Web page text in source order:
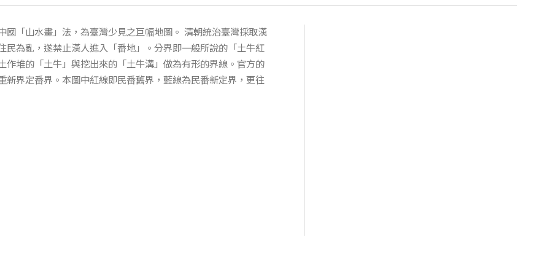
「山水畫」法，為臺灣少見之巨幅地圖。 清朝統治臺灣採取漢
為亂，遂禁止漢人進入「番地」。分界即一般所說的「土牛紅
堆的「土牛」與挖出來的「土牛溝」做為有形的界線。官方的
界定番界。本圖中紅線即民番舊界，藍線為民番新定界，更往